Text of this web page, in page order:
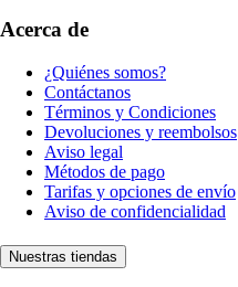
Acerca de
¿Quiénes somos?
Contáctanos
Términos y Condiciones
Devoluciones y reembolsos
Aviso legal
Métodos de pago
Tarifas y opciones de envío
Aviso de confidencialidad
Nuestras tiendas